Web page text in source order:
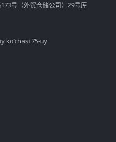
号（外贸仓储公司）29号库
ko’chasi 75-uy